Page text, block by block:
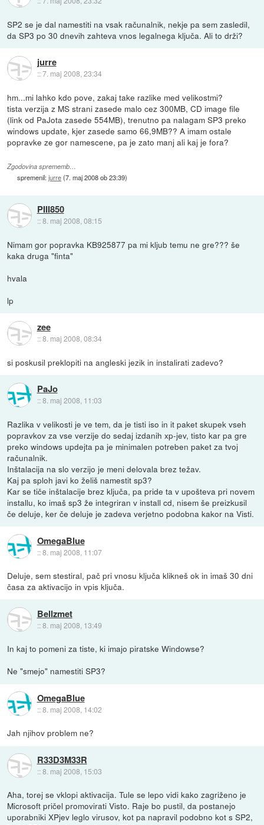
SP2 se je dal namestiti na vsak računalnik, nekje pa sem zasledil,
da SP3 po 30 dnevih zahteva vnos legalnega ključa. Ali to drži?
jurre
::7. maj 2008, 23:34
hm...mi lahko kdo pove, zakaj take razlike med velikostmi?
tista verzija z MS strani zasede malo cez 300MB, CD image file
(link od PaJota zasede 554MB), trenutno pa nalagam SP3 preko
windows update, kjer zasede samo 66,9MB?? A imam ostale
popravke ze gor namescene, pa je zato manj ali kaj je fora?
Zgodovina sprememb…
spremenil:jurre(7. maj 2008 ob 23:39)
PIII850
::8. maj 2008, 08:15
Nimam gor popravka KB925877 pa mi kljub temu ne gre??? še
kaka druga "finta"
hvala
lp
zee
::8. maj 2008, 08:34
si poskusil preklopiti na angleski jezik in instalirati zadevo?
PaJo
::8. maj 2008, 11:03
Razlika v velikosti je ve tem, da je tisti iso in it paket skupek vseh
popravkov za vse verzije do sedaj izdanih xp-jev, tisto kar pa gre
preko windows updejta pa je minimalen potreben paket za tvoj
računalnik.
Inštalacija na slo verzijo je meni delovala brez težav.
Kaj pa sploh javi ko želiš namestit sp3?
Kar se tiče inštalacije brez ključa, pa pride ta v upošteva pri novem
installu, ko imaš sp3 že integriran v install cd, nisem še preizkusil
če deluje, ker če deluje je zadeva verjetno podobna kakor na Visti.
OmegaBlue
::8. maj 2008, 11:07
Deluje, sem stestiral, pač pri vnosu ključa klikneš ok in imaš 30 dni
časa za aktivacijo in vpis ključa.
Bellzmet
::8. maj 2008, 13:49
In kaj to pomeni za tiste, ki imajo piratske Windowse?
Ne "smejo" namestiti SP3?
OmegaBlue
::8. maj 2008, 14:02
Jah njihov problem ne?
R33D3M33R
::8. maj 2008, 15:03
Aha, torej se vklopi aktivacija. Tule se lepo vidi kako zagriženo je
Microsoft pričel promovirati Visto. Raje bo pustil, da postanejo
uporabniki XPjev leglo virusov, kot pa napravil podobno kot s SP2,